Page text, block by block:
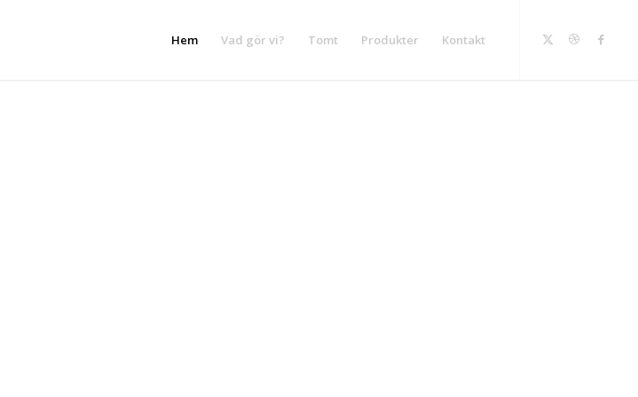
Hem Vad gör vi? Tomt Produkter Kontakt